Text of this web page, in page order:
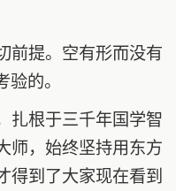
提。空有形而没有
的。
根于三千年国学智
师，始终坚持用东方
得到了大家现在看到